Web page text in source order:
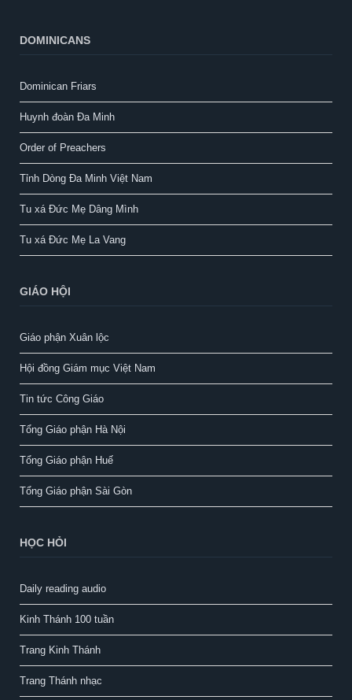
DOMINICANS
Dominican Friars
Huynh đoàn Đa Minh
Order of Preachers
Tỉnh Dòng Đa Minh Việt Nam
Tu xá Đức Mẹ Dâng Mình
Tu xá Đức Mẹ La Vang
GIÁO HỘI
Giáo phận Xuân lộc
Hội đồng Giám mục Việt Nam
Tin tức Công Giáo
Tổng Giáo phận Hà Nội
Tổng Giáo phận Huế
Tổng Giáo phận Sài Gòn
HỌC HỎI
Daily reading audio
Kinh Thánh 100 tuần
Trang Kinh Thánh
Trang Thánh nhạc